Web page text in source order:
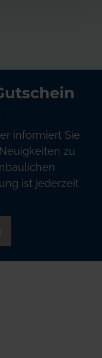
informiert Sie
zu
ist jederzeit